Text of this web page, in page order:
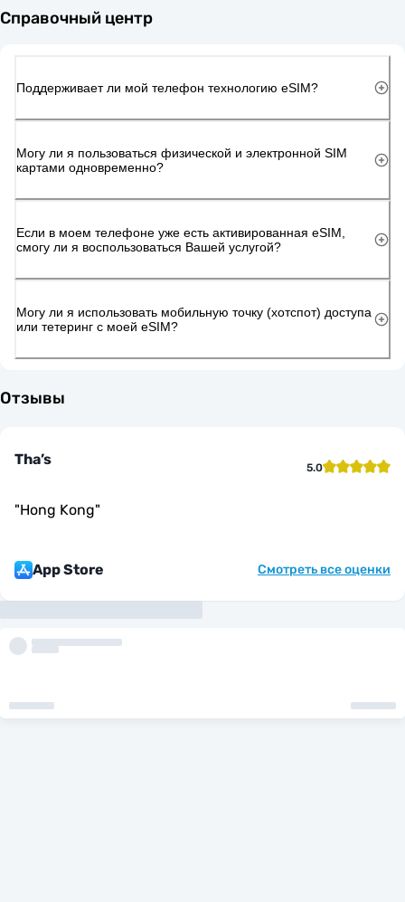
Справочный центр
Поддерживает ли мой телефон технологию eSIM?
Могу ли я пользоваться физической и электронной SIM
картами одновременно?
Если в моем телефоне уже есть активированная eSIM,
смогу ли я воспользоваться Вашей услугой?
Могу ли я использовать мобильную точку (хотспот) доступа
или тетеринг с моей eSIM?
Отзывы
Tha’s 5.0
"Hong Kong"
App Store Смотреть все оценки